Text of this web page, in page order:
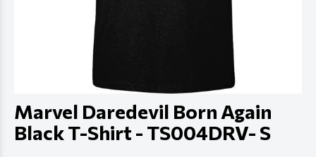
Marvel Daredevil Born Again
Black T-Shirt - TS004DRV- S